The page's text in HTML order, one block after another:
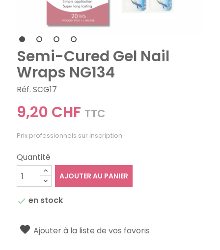
Semi-Cured Gel Nail
Wraps NG134
Réf. SCG17
9,20 CHF TTC
Prix professionnels sur inscription
Quantité
AJOUTER AU PANIER
 en stock
Ajouter à la liste de vos favoris